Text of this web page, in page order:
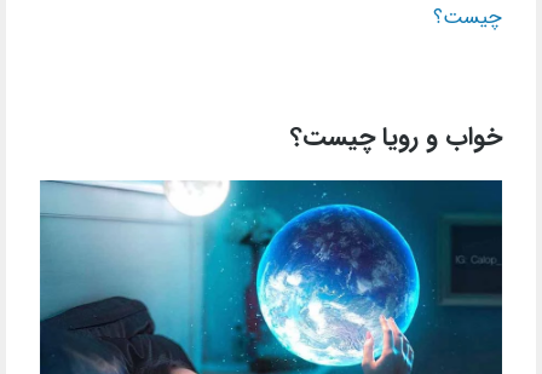
چیست؟
خواب و رویا چیست؟